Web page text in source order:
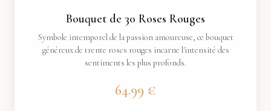
Bouquet de 30 Roses Rouges
Symbole intemporel de la passion amoureuse, ce bouquet
généreux de trente roses rouges incarne l'intensité des
sentiments les plus profonds.
64.99 €